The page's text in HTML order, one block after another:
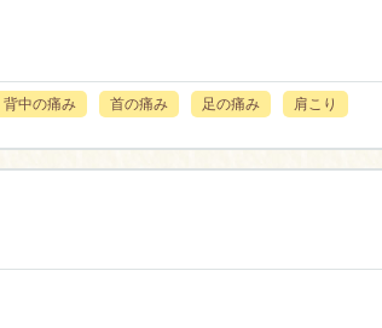
背中の痛み 首の痛み 足の痛み 肩こり